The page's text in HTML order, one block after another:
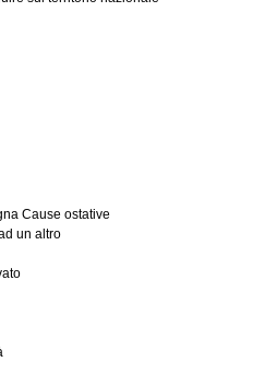
Cause ostative
un altro